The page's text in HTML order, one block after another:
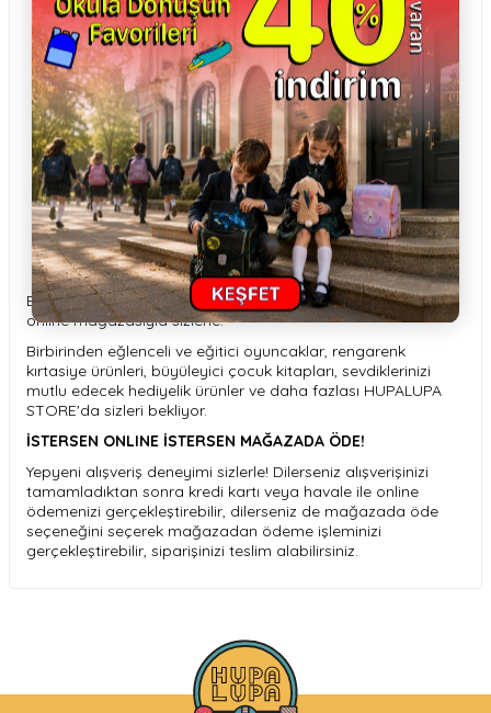
Eğlenceli alışverişin yeni adresi HUPALUPA STORE şimdi
online mağazasıyla sizlerle!
Birbirinden eğlenceli ve eğitici oyuncaklar, rengarenk
kırtasiye ürünleri, büyüleyici çocuk kitapları, sevdiklerinizi
mutlu edecek hediyelik ürünler ve daha fazlası HUPALUPA
STORE'da sizleri bekliyor.
İSTERSEN ONLINE İSTERSEN MAĞAZADA ÖDE!
Yepyeni alışveriş deneyimi sizlerle! Dilerseniz alışverişinizi
tamamladıktan sonra kredi kartı veya havale ile online
ödemenizi gerçekleştirebilir, dilerseniz de mağazada öde
seçeneğini seçerek mağazadan ödeme işleminizi
gerçekleştirebilir, siparişinizi teslim alabilirsiniz.